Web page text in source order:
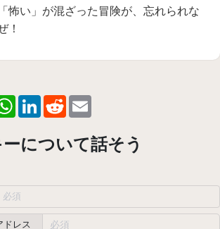
怖い」が混ざった冒険が、忘れられな
！
WhatsApp
LinkedIn
Reddit
について話そう
ドレス